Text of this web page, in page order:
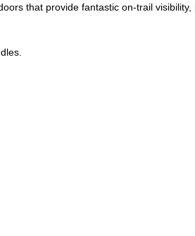
that provide fantastic on-trail visibility,